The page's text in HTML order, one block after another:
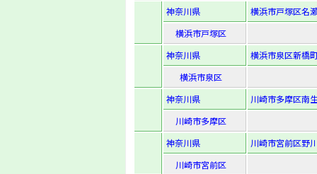
神奈川県
横浜市戸塚区名
横浜市戸塚区
神奈川県
横浜市泉区新橋
横浜市泉区
神奈川県
川崎市多摩区南
川崎市多摩区
神奈川県
川崎市宮前区野
川崎市宮前区